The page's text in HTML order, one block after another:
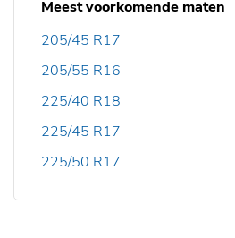
Meest voorkomende maten
205/45 R17
205/55 R16
225/40 R18
225/45 R17
225/50 R17